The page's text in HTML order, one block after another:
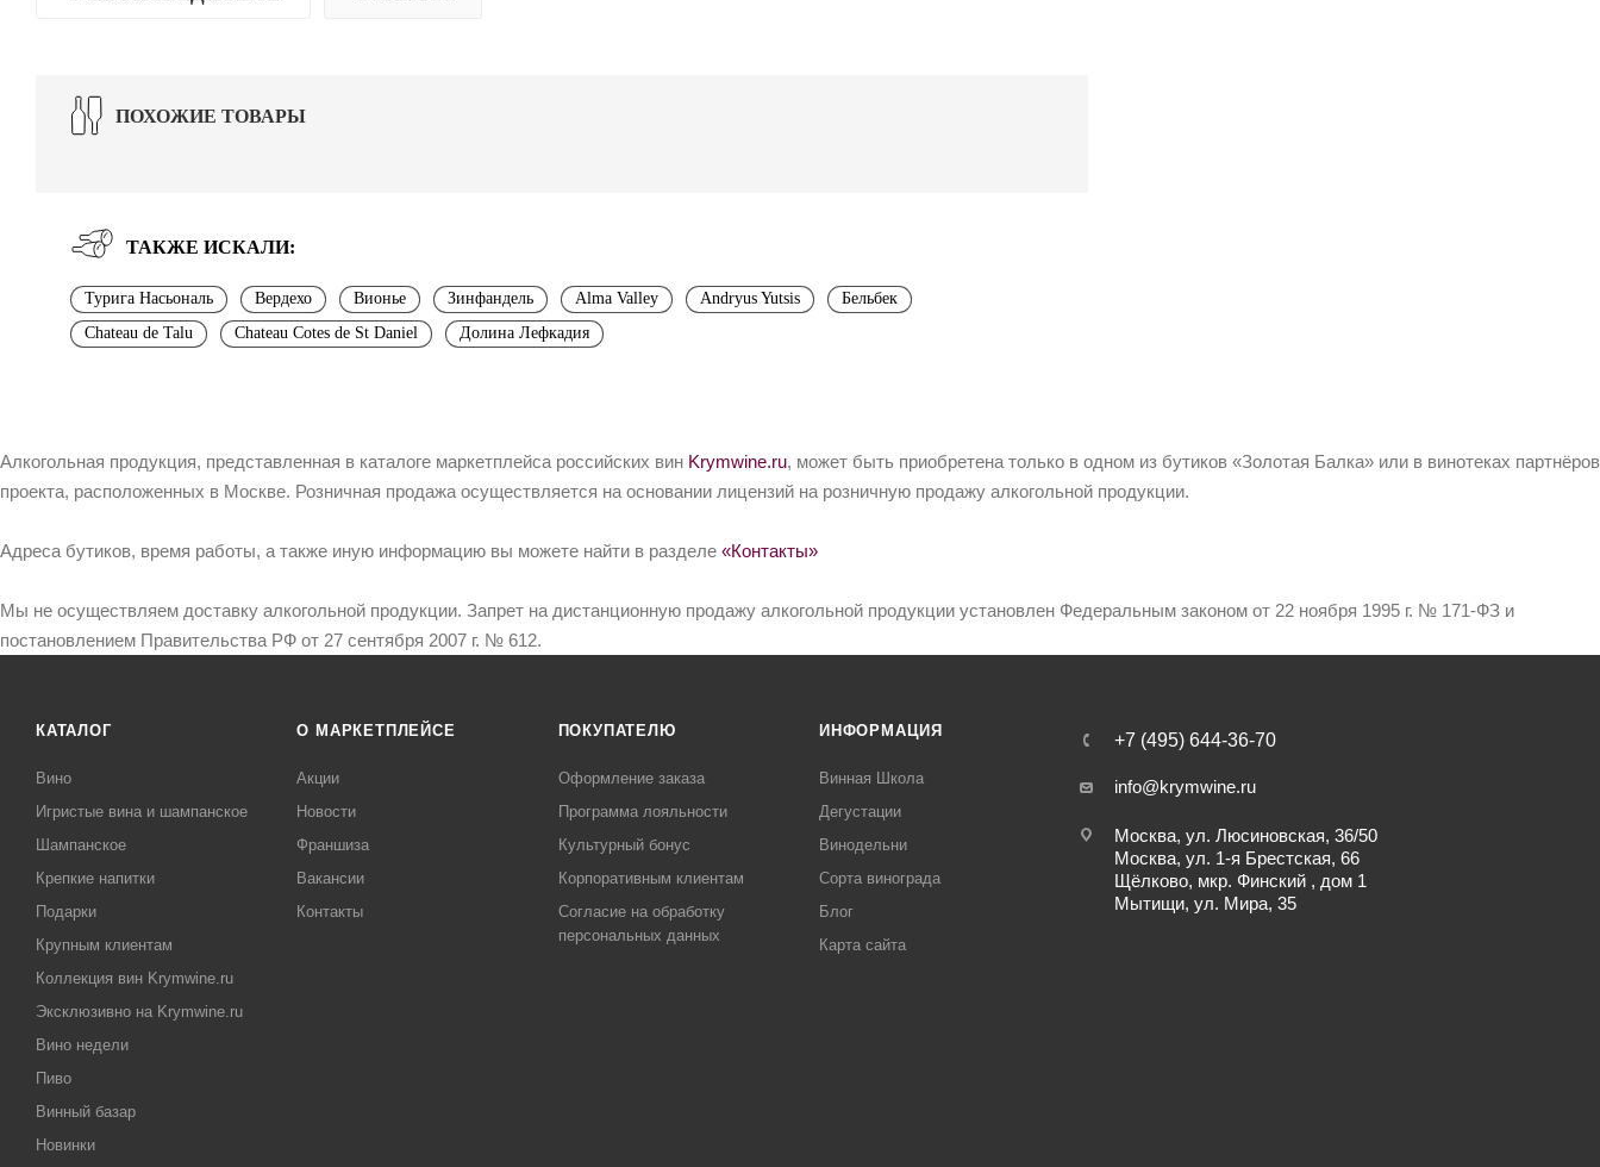
ПОХОЖИЕ ТОВАРЫ
ТАКЖЕ ИСКАЛИ:
Турига Насьональ Вердехо Вионье Зинфандель Alma Valley Andryus Yutsis
Бельбек
Chateau de Talu
Chateau Cotes de St Daniel Долина Лефкадия
Алкогольная продукция, представленная в каталоге маркетплейса российских вин Krymwine.ru, может быть приобретена только в одном из бутиков «Золотая Балка» или в винотеках партнёров
проекта, расположенных в Москве. Розничная продажа осуществляется на основании лицензий на розничную продажу алкогольной продукции.
Адреса бутиков, время работы, а также иную информацию вы можете найти в разделе «Контакты»
Мы не осуществляем доставку алкогольной продукции. Запрет на дистанционную продажу алкогольной продукции установлен Федеральным законом от 22 ноября 1995 г. № 171-ФЗ и
постановлением Правительства РФ от 27 сентября 2007 г. № 612.
КАТАЛОГ
Вино
Игристые вина и шампанское
Шампанское
Крепкие напитки
Подарки
Крупным клиентам
Коллекция вин Krymwine.ru
Эксклюзивно на Krymwine.ru
Вино недели
Пиво
Винный базар
Новинки
О МАРКЕТПЛЕЙСЕ
Акции
Новости
Франшиза
Вакансии
Контакты
ПОКУПАТЕЛЮ
Оформление заказа
Программа лояльности
Культурный бонус
Корпоративным клиентам
Согласие на обработку
персональных данных
ИНФОРМАЦИЯ
Винная Школа
Дегустации
Винодельни
Сорта винограда
Блог
Карта сайта
+7 (495) 644-36-70
info@krymwine.ru
Москва, ул. Люсиновская, 36/50
Москва, ул. 1-я Брестская, 66
Щёлково, мкр. Финский , дом 1
Мытищи, ул. Мира, 35